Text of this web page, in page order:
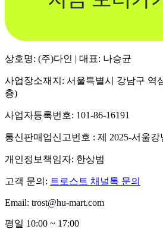
상호명: (주)다인 | 대표: 나승균
사업장소재지: 서울특별시 강남구 역
층)
사업자등록번호: 101-86-16191
통신판매업신고번호 : 제 2025-서울강
개인정보책임자: 한상범
고객 문의: 트로스트 채널톡 문의
Email: trost@hu-mart.com
평일 10:00 ~ 17:00